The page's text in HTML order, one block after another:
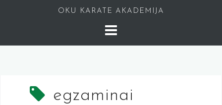
OKU KARATE AKADEMIJA
egzaminai